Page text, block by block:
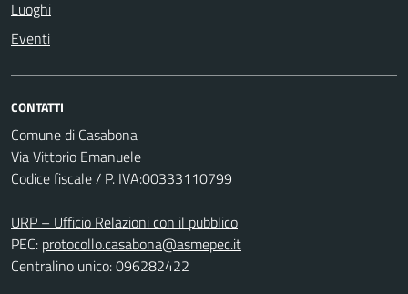
Luoghi
Eventi
CONTATTI
Comune di Casabona
Via Vittorio Emanuele
Codice fiscale / P. IVA:00333110799
URP – Ufficio Relazioni con il pubblico
PEC: protocollo.casabona@asmepec.it
Centralino unico: 096282422